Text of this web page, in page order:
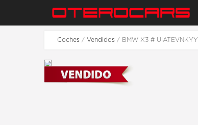
Coches / Vendidos / BMW X3 # UIATEVNKYY
2